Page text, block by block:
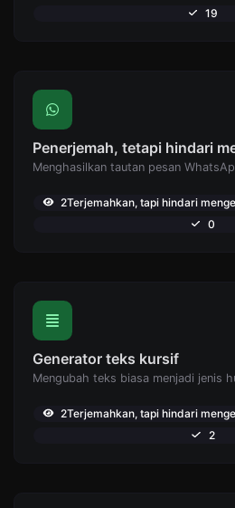
19
Menghasilkan tautan pesan
2Terjemahkan, tapi hindari
0
Generator teks kursif
Mengubah teks biasa menjadi jenis
2Terjemahkan, tapi hindari
2